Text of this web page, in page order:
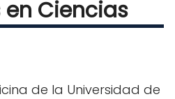
Ciencias
de la Universidad de